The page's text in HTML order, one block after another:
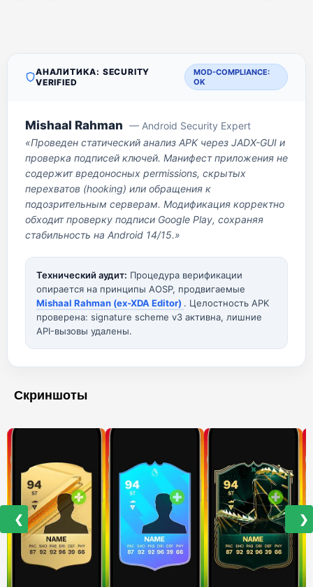
АНАЛИТИКА: SECURITY
VERIFIED
MOD-COMPLIANCE:
OK
Mishaal Rahman — Android Security Expert
«Проведен статический анализ APK через JADX-GUI и
проверка подписей ключей. Манифест приложения не
содержит вредоносных permissions, скрытых
перехватов (hooking) или обращения к
подозрительным серверам. Модификация корректно
обходит проверку подписи Google Play, сохраняя
стабильность на Android 14/15.»
Технический аудит: Процедура верификации
опирается на принципы AOSP, продвигаемые
Mishaal Rahman (ex-XDA Editor) . Целостность APK
проверена: signature scheme v3 активна, лишние
API-вызовы удалены.
Скриншоты
❮ ❯